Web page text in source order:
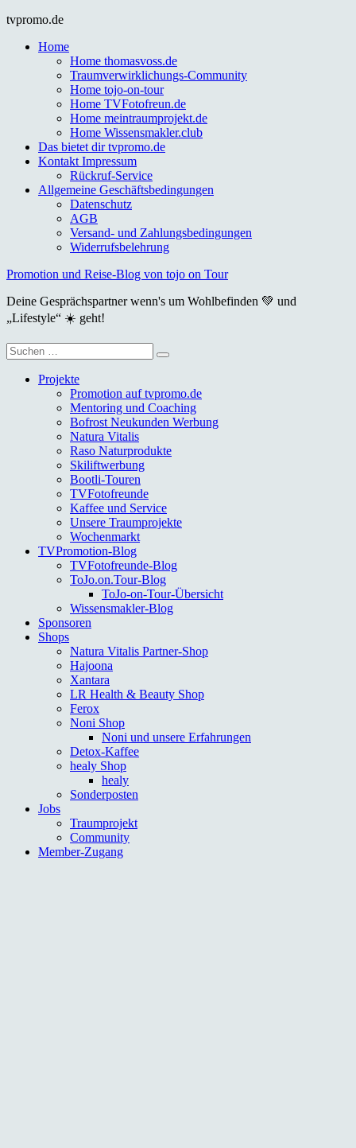
Skip
content
tvpromo.de
Home
Home thomasvoss.de
Traumverwirklichungs-Community
Home tojo-on-tour
Home TVFotofreun.de
Home meintraumprojekt.de
Home Wissensmakler.club
Das bietet dir tvpromo.de
Kontakt Impressum
Rückruf-Service
Allgemeine Geschäftsbedingungen
Datenschutz
AGB
Versand- und Zahlungsbedingungen
Widerrufsbelehrung
Promotion und Reise-Blog von tojo on Tour
Deine Gesprächspartner wenn's um Wohlbefinden 💚 und
„Lifestyle“ ☀️ geht!
Suche
nach:
Projekte
Promotion auf tvpromo.de
Mentoring und Coaching
Bofrost Neukunden Werbung
Natura Vitalis
Raso Naturprodukte
Skiliftwerbung
Bootli-Touren
TVFotofreunde
Kaffee und Service
Unsere Traumprojekte
Wochenmarkt
TVPromotion-Blog
TVFotofreunde-Blog
ToJo.on.Tour-Blog
ToJo-on-Tour-Übersicht
Wissensmakler-Blog
Sponsoren
Shops
Natura Vitalis Partner-Shop
Hajoona
Xantara
LR Health & Beauty Shop
Ferox
Noni Shop
Noni und unsere Erfahrungen
Detox-Kaffee
healy Shop
healy
Sonderposten
Jobs
Traumprojekt
Community
Member-Zugang